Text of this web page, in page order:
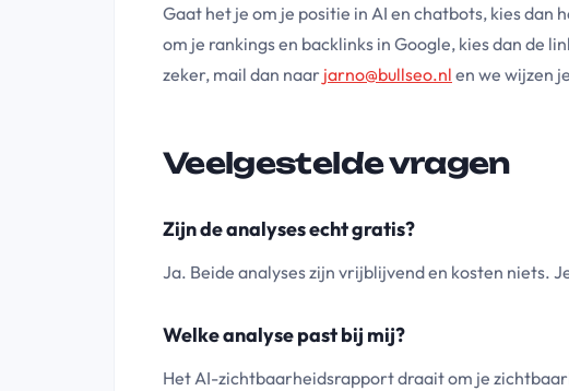
Gaat het je om je positie in AI en chatbots, kies
om je rankings en backlinks in Google, kies dan de
zeker, mail dan naar jarno@bullseo.nl en we wijzen
Veelgestelde vragen
Zijn de analyses echt gratis?
Ja. Beide analyses zijn vrijblijvend en kosten niets.
Welke analyse past bij mij?
Het AI-zichtbaarheidsrapport draait om je